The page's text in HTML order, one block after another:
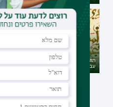
תואר ראשון בערבית עם לשון
עברית - דו-חוגי מובנה